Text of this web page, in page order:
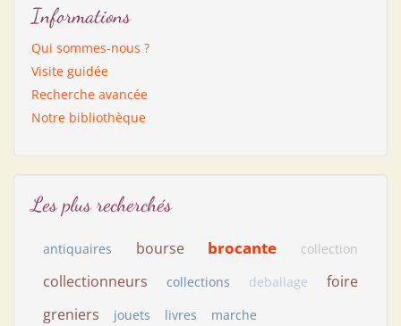
Informations
Qui sommes-nous ?
Visite guidée
Recherche avancée
Notre bibliothèque
Les plus recherchés
antiquaires bourse brocante collection
collectionneurs collections deballage
foire
greniers
jouets livres marche